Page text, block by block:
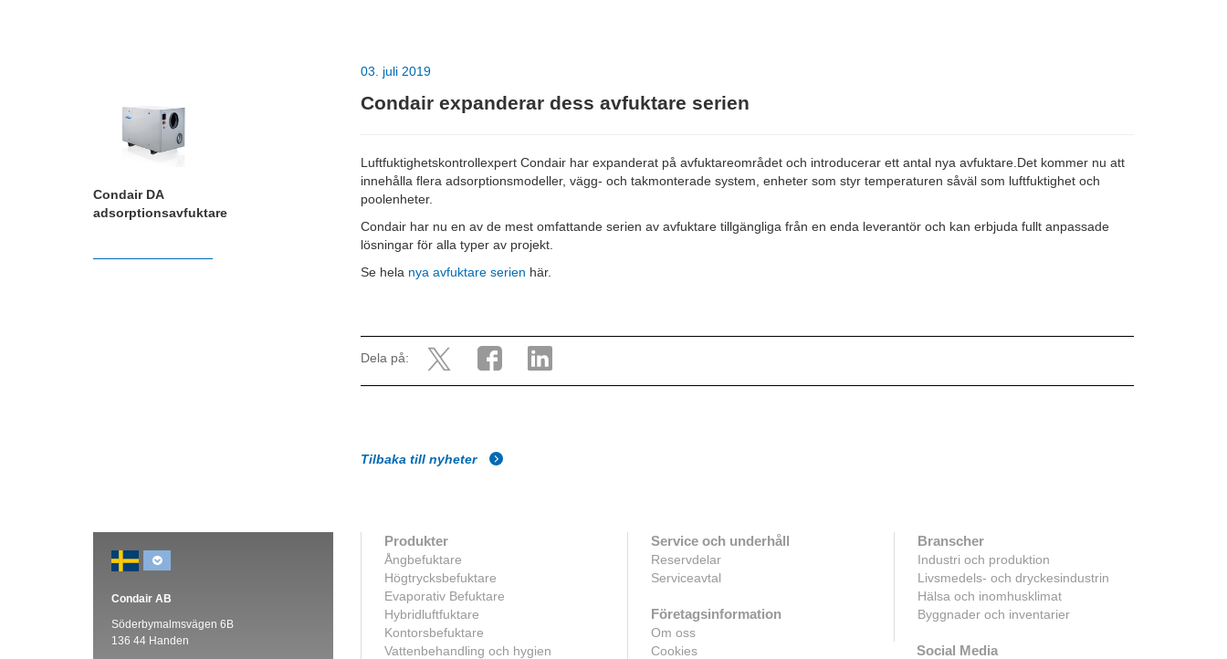
Condair DA
adsorptionsavfuktare
03. juli 2019
Condair expanderar dess avfuktare serien
Luftfuktighetskontrollexpert Condair har expanderat på avfuktareområdet och introducerar ett antal nya avfuktare.Det kommer nu att
innehålla flera adsorptionsmodeller, vägg- och takmonterade system, enheter som styr temperaturen såväl som luftfuktighet och
poolenheter.
Condair har nu en av de mest omfattande serien av avfuktare tillgängliga från en enda leverantör och kan erbjuda fullt anpassade
lösningar för alla typer av projekt.
Se hela nya avfuktare serien här.
Dela på:
Tilbaka till nyheter
Condair AB
Söderbymalmsvägen 6B
136 44 Handen
Produkter
Ångbefuktare
Högtrycksbefuktare
Evaporativ Befuktare
Hybridluftfuktare
Kontorsbefuktare
Vattenbehandling och hygien
Service och underhåll
Reservdelar
Serviceavtal
Företagsinformation
Om oss
Cookies
Branscher
Industri och produktion
Livsmedels- och dryckesindustrin
Hälsa och inomhusklimat
Byggnader och inventarier
Social Media